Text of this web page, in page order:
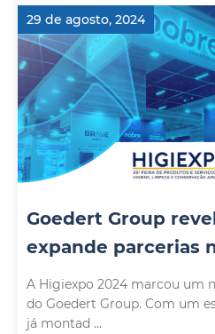
29 de agosto, 2024
Goedert Group
expande parcerias
A Higiexpo 2024 marcou um
do Goedert Group. Com um
já montad ...